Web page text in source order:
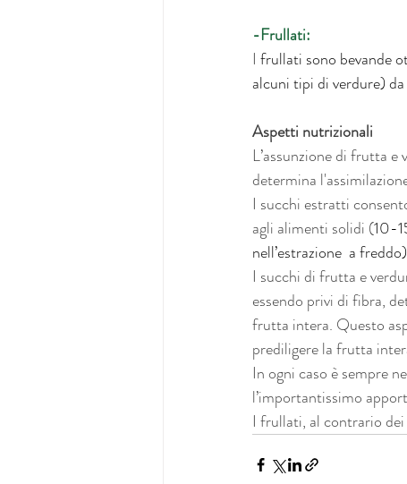
-Frullati:
I frullati sono bevande
alcuni tipi di verdure)
Aspetti nutrizionali
L’assunzione di frutta
determina
I succhi estratti
agli alimenti solidi (10-
nell’estrazione  a
I succhi di frutta e
essendo privi di fibra,
frutta intera. Questo
prediligere la frutta
In ogni caso è sempre
l’importantissimo
I frullati, al contrario